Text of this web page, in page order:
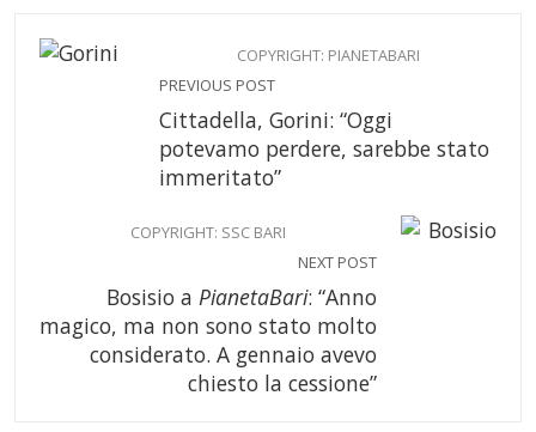
COPYRIGHT: PIANETABARI
PREVIOUS POST
Cittadella, Gorini: “Oggi
potevamo perdere, sarebbe stato
immeritato”
COPYRIGHT: SSC BARI
NEXT POST
Bosisio a PianetaBari: “Anno
magico, ma non sono stato molto
considerato. A gennaio avevo
chiesto la cessione”